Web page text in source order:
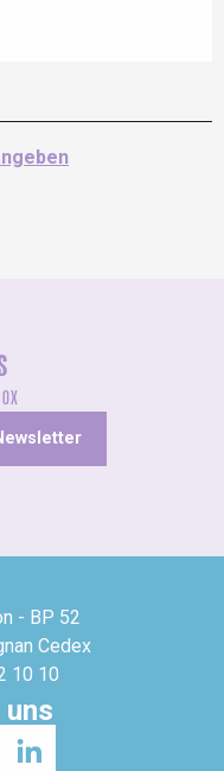
- BP 52
Cedex
10 10
uns